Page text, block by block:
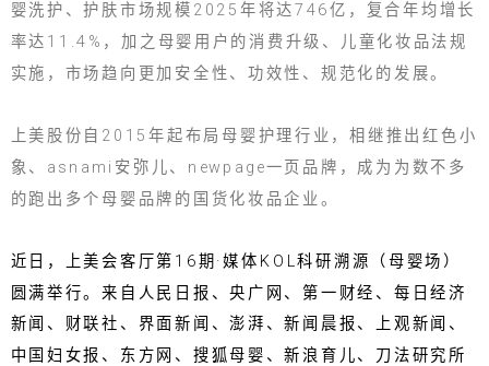
婴洗护、护肤市场规模2025年将达746亿，复合年均增长
率达11.4%，加之母婴用户的消费升级、儿童化妆品法规
实施，市场趋向更加安全性、功效性、规范化的发展。
上美股份自2015年起布局母婴护理行业，相继推出红色小
象、asnami安弥儿、newpage一页品牌，成为为数不多
的跑出多个母婴品牌的国货化妆品企业。
近日，上美会客厅第16期·媒体KOL科研溯源（母婴场）
圆满举行。来自人民日报、央广网、第一财经、每日经济
新闻、财联社、界面新闻、澎湃、新闻晨报、上观新闻、
中国妇女报、东方网、搜狐母婴、新浪育儿、刀法研究所